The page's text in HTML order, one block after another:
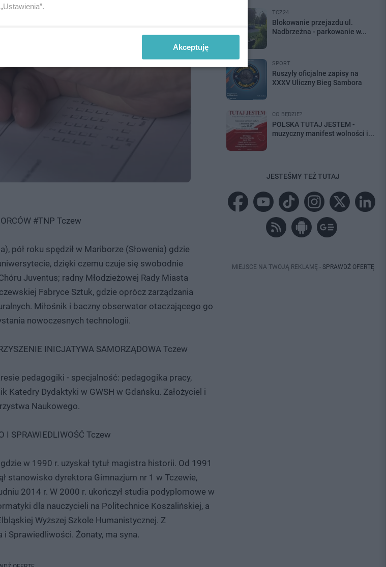
#TNP Tczew
pół roku spędził w Mariborze (Słowenia) gdzie
dzięki czemu czuje się swobodnie
Juventus; radny Młodzieżowej Rady Miasta
Fabryce Sztuk, gdzie oprócz zarządzania
Miłośnik i baczny obserwator otaczającego go
nowoczesnych technologii.
INICJATYWA SAMORZĄDOWA Tczew
pedagogiki - specjalność: pedagogika pracy,
Dydaktyki w GWSH w Gdańsku. Założyciel i
Naukowego.
I SPRAWIEDLIWOŚĆ Tczew
w 1990 r. uzyskał tytuł magistra historii. Od 1991
stanowisko dyrektora Gimnazjum nr 1 w Tczewie,
2014 r. W 2000 r. ukończył studia podyplomowe w
dla nauczycieli na Politechnice Koszalińskiej, a
Wyższej Szkole Humanistycznej. Z
Sprawiedliwości. Żonaty, ma syna.
TCZ24
Blokowanie przejazdu ul.
Nadbrzeżna - parkowanie w...
SPORT
Ruszyły oficjalne zapisy na
XXXV Uliczny Bieg Sambora
CO BĘDZIE?
POLSKA TUTAJ JESTEM -
muzyczny manifest wolności i...
JESTEŚMY TEŻ TUTAJ
MIEJSCE NA TWOJĄ REKLAMĘ - SPRAWDŹ OFERTĘ
Akceptuję